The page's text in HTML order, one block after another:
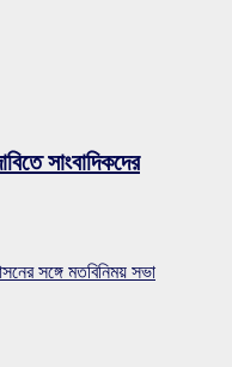
সাংবাদিকদের
সঙ্গে মতবিনিময় সভা